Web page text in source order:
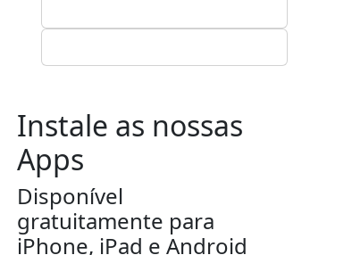
Instale as nossas
Apps
Disponível
gratuitamente para
iPhone, iPad e Android